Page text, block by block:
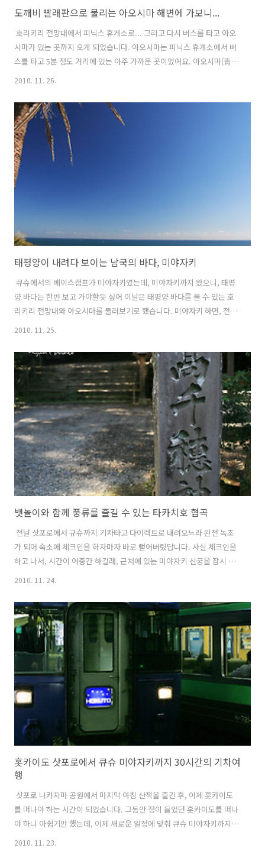
도깨비 빨래판으로 불리는 아오시마 해변에 가보니...
호리키리 전망대에서 피닉스 휴게소로... 그리고 다시 버스를 타고 아오
시마가 있는 곳까지 오게 되었습니다. 아오시마는 피닉스 휴게소에서 버
스를 타고 5분 정도 거리에 있는 아주 가까운 곳이었어요. 아오시마(青
島)는 미야자키 중심부에서 남쪽으로 약 15km 떨어진 태평양 상에 있는
지 않아 섬과 연결된 다리 위를 걸어서 다녀올 수 있을 정도로 가까우며,
특히, 아오시마가 여행지로 주목 받는 것은 섬 주변을 둘러싼 빨래판 모
양으로 생긴 특이한 해안가를 들 수 있는데, 오랜 세월동안 파도의 침식
작용으로 인해 생겨난 자연현상이며, 썰물 때에 보다 자세히 볼 수 있다
고 하네요. 그리고 따뜻한 기후로 인하여 섬 전체가 대부분 아열대성 식
물..
2010. 11. 26.
태평양이 내려다 보이는 남국의 바다, 미야자키
큐슈에서의 베이스캠프가 미야자키였는데, 미야자키까지 왔으니, 태평
양 바다는 한번 보고 가야할듯 싶어 이날은 태평양 바다를 볼 수 있는 호
리키리 전망대와 아오시마를 둘러보기로 했습니다. 미야자키 하면, 전 제
일 먼저 국내 프로야구 캠프 훈련지가 떠오르더군요. 국내 몇몇 구단들이
프를 많이 차린다고 합니다. 그만큼 겨울철에도 온난한 기후로 인해 활동
하기 좋고, 무엇보다 시원한 태평양 바다와 면해있어 꼭 바닷가를 가보고
싶더라구요. . . . 일단, 아침일찍 바다를 볼 수 있는 호리키리 전망대와 아
오시마를 다녀온 후, 이제 다음날이면 패스 만료일자가 되기 때문에 큐슈
에는 오래있지 못해 저녁에는 오이타를 거쳐 후쿠오카까지 가야 했습니
다...
2010. 11. 25.
뱃놀이와 함께 풍류를 즐길 수 있는 타카치호 협곡
전날 삿포로에서 규슈까지 기차타고 다이렉트로 내려오느라 완전 녹초
가 되어 숙소에 체크인을 하자마자 바로 뻗어버렸답니다. 사실 체크인을
하고 나서, 시간이 어중간 하길래, 근처에 있는 미야자키 신궁을 잠시 다
나보니 다음날 아침이더군요.. ㅎㅎㅎ 전날 일찍 곯아 떨어진 덕분인지..
개운한 기분으로 또 새로운 일정을 시작해 보기로 합니다. . . . 이날의 일
정은 미야자키에서 2시간 반 정도 거리에 있는 타카치호에 다녀오는 것
이었습니다. 이때까지 홋카이도 지도만 보다가 규슈 지도를 보니 조금 어
색하기도 하네요. ^^;; 타카치호는 부근에 있는 아소산이 화산..
2010. 11. 24.
홋카이도 삿포로에서 큐슈 미야자키까지 30시간의 기차여
행
삿포로 나카지마 공원에서 마지막 아침 산책을 즐긴 후, 이제 홋카이도
를 떠나야 하는 시간이 되었습니다. 그동안 정이 들었던 홋카이도를 떠나
야 하니 아쉽기만 했는데, 이제 새로운 일정에 맞춰 큐슈 미야자키까지
가야하는 그야말로 일본열도 종단의 대 PROJECT를 펼쳐야 하는 대장정
2010. 11. 23.